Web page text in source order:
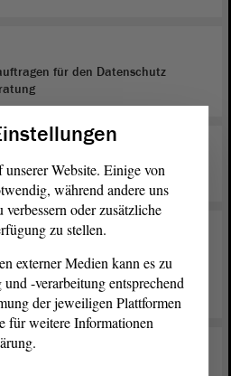
für den Datenschutz
des Landtages - Beratung
Gesetzes zur Änderung des
Sachsen-Anhalt - Erste
Website. Einige von
während andere uns
verbessern oder zusätzliche
zu stellen.
externer Medien kann es zu
-verarbeitung entsprechend
der jeweiligen Plattformen
für weitere Informationen